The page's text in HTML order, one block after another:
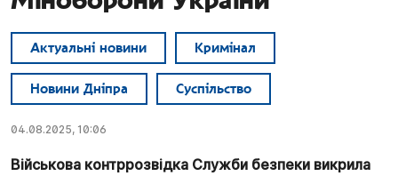
Актуальні новини Кримінал
Новини Дніпра Суспільство
04.08.2025, 10:06
Військова контррозвідка Служби безпеки викрила